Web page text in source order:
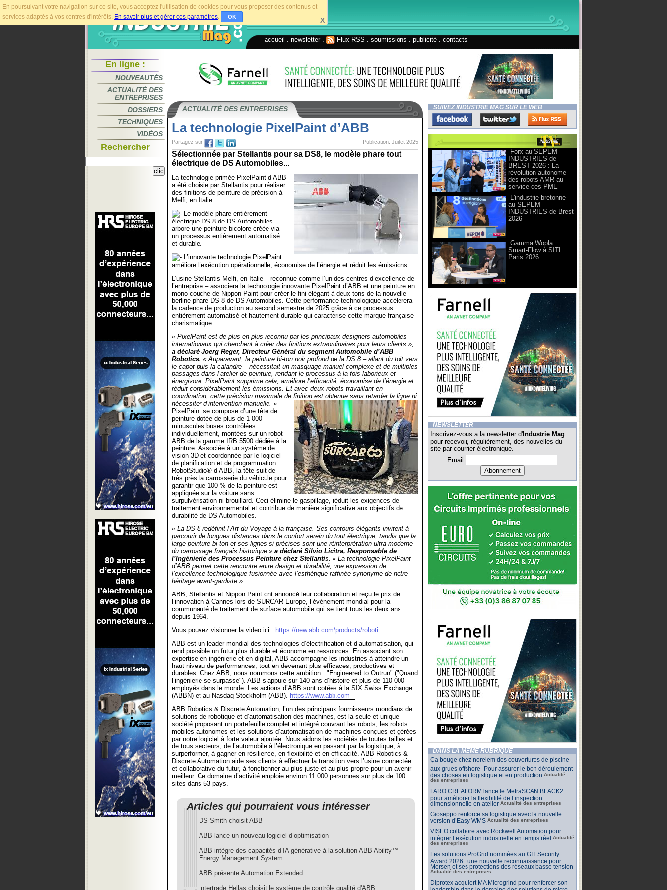
En poursuivant votre navigation sur ce site, vous acceptez l'utilisation de cookies pour vous proposer des contenus et
services adaptés à vos centres d'intérêts. En savoir plus et gérer ces paramètres. OK X
accueil newsletter. Flux RSS soumissions publicité contacts
En ligne :
NOUVEAUTÉS
ACTUALITÉ DES
ENTREPRISES
DOSSIERS
TECHNIQUES
VIDÉOS
Rechercher
ACTUALITÉ DES ENTREPRISES
La technologie PixelPaint d’ABB
Publication: Juillet 2025
Partagez sur
Sélectionnée par Stellantis pour sa DS8, le modèle phare tout
électrique de DS Automobiles...
La technologie primée PixelPaint d’ABB
a été choisie par Stellantis pour réaliser
des finitions de peinture de précision à
Melfi, en Italie.
Le modèle phare entièrement
électrique DS 8 de DS Automobiles
arbore une peinture bicolore créée via
un processus entièrement automatisé
et durable.
L’innovante technologie PixelPaint
améliore l’exécution opérationnelle, économise de l’énergie et réduit les émissions.
L’usine Stellantis Melfi, en Italie – reconnue comme l’un des centres d’excellence de
l’entreprise – associera la technologie innovante PixelPaint d’ABB et une peinture en
mono couche de Nippon Paint pour créer le fini élégant à deux tons de la nouvelle
berline phare DS 8 de DS Automobiles. Cette performance technologique accélèrera
la cadence de production au second semestre de 2025 grâce à ce processus
entièrement automatisé et hautement durable qui caractérise cette marque française
charismatique.
« PixelPaint est de plus en plus reconnu par les principaux designers automobiles
internationaux qui cherchent à créer des finitions extraordinaires pour leurs clients »,
a déclaré Joerg Reger, Directeur Général du segment Automobile d’ABB
Robotics. « Auparavant, la peinture bi-ton noir profond de la DS 8 – allant du toit vers
le capot puis la calandre – nécessitait un masquage manuel complexe et de multiples
passages dans l’atelier de peinture, rendant le processus à la fois laborieux et
énergivore. PixelPaint supprime cela, améliore l’efficacité, économise de l’énergie et
réduit considérablement les émissions. Et avec deux robots travaillant en
coordination, cette précision maximale de finition est obtenue sans retarder la ligne ni
nécessiter d’intervention manuelle. »
PixelPaint se compose d’une tête de
peinture dotée de plus de 1 000
minuscules buses contrôlées
individuellement, montées sur un robot
ABB de la gamme IRB 5500 dédiée à la
peinture. Associée à un système de
vision 3D et coordonnée par le logiciel
de planification et de programmation
RobotStudio® d’ABB, la tête suit de
très près la carrosserie du véhicule pour
garantir que 100 % de la peinture est
appliquée sur la voiture sans
surpulvérisation ni brouillard. Ceci élimine le gaspillage, réduit les exigences de
traitement environnemental et contribue de manière significative aux objectifs de
durabilité de DS Automobiles.
« La DS 8 redéfinit l’Art du Voyage à la française. Ses contours élégants invitent à
parcourir de longues distances dans le confort serein du tout électrique, tandis que la
large peinture bi-ton et ses lignes si précises sont une réinterprétation ultra-moderne
du carrossage français historique » a déclaré Silvio Licitra, Responsable de
l’Ingénierie des Processus Peinture chez Stellantis. « La technologie PixelPaint
d’ABB permet cette rencontre entre design et durabilité, une expression de
l’excellence technologique fusionnée avec l’esthétique raffinée synonyme de notre
héritage avant-gardiste ».
ABB, Stellantis et Nippon Paint ont annoncé leur collaboration et reçu le prix de
l’innovation à Cannes lors de SURCAR Europe, l’évènement mondial pour la
communauté de traitement de surface automobile qui se tient tous les deux ans
depuis 1964.
Vous pouvez visionner la video ici : https://new.abb.com/products/roboti...
ABB est un leader mondial des technologies d’électrification et d’automatisation, qui
rend possible un futur plus durable et économe en ressources. En associant son
expertise en ingénierie et en digital, ABB accompagne les industries à atteindre un
haut niveau de performances, tout en devenant plus efficaces, productives et
durables. Chez ABB, nous nommons cette ambition : "Engineered to Outrun" ("Quand
l’ingénierie se surpasse"). ABB s’appuie sur 140 ans d’histoire et plus de 110 000
employés dans le monde. Les actions d’ABB sont cotées à la SIX Swiss Exchange
(ABBN) et au Nasdaq Stockholm (ABB). https://www.abb.com
ABB Robotics & Discrete Automation, l’un des principaux fournisseurs mondiaux de
solutions de robotique et d’automatisation des machines, est la seule et unique
société proposant un portefeuille complet et intégré couvrant les robots, les robots
mobiles autonomes et les solutions d’automatisation de machines conçues et gérées
par notre logiciel à forte valeur ajoutée. Nous aidons les sociétés de toutes tailles et
de tous secteurs, de l’automobile à l’électronique en passant par la logistique, à
surperformer, à gagner en résilience, en flexibilité et en efficacité. ABB Robotics &
Discrete Automation aide ses clients à effectuer la transition vers l’usine connectée
et collaborative du futur, à fonctionner au plus juste et au plus propre pour un avenir
meilleur. Ce domaine d’activité emploie environ 11 000 personnes sur plus de 100
sites dans 53 pays.
Articles qui pourraient vous intéresser
DS Smith choisit ABB
ABB lance un nouveau logiciel d’optimisation
ABB intègre des capacités d’IA générative à la solution ABB Ability™
Energy Management System
ABB présente Automation Extended
Intertrade Hellas choisit le système de contrôle qualité d'ABB
SUIVEZ INDUSTRIE MAG SUR LE WEB
Forx au SEPEM
INDUSTRIES de
BREST 2026 : La
révolution autonome
des robots AMR au
service des PME
L'industrie bretonne
au SEPEM
INDUSTRIES de Brest
2026
Gamma Wopla
Smart-Flow à SITL
Paris 2026
NEWSLETTER
Inscrivez-vous a la newsletter d' Industrie Mag
pour recevoir, régulièrement, des nouvelles du
site par courrier électronique.
Email:
DANS LA MÊME RUBRIQUE
Ça bouge chez norelem des couvertures de piscine
aux grues offshore Pour assurer le bon déroulement
des choses en logistique et en production Actualité
des entreprises
FARO CREAFORM lance le MetraSCAN BLACK2
pour améliorer la flexibilité de l’inspection
dimensionnelle en atelier Actualité des entreprises
Gioseppo renforce sa logistique avec la nouvelle
version d’Easy WMS Actualité des entreprises
VISEO collabore avec Rockwell Automation pour
intégrer l’exécution industrielle en temps réel Actualité
des entreprises
Les solutions ProGrid nommées au GIT Security
Award 2026 : une nouvelle reconnaissance pour
Mersen et ses protections des réseaux basse tension
Actualité des entreprises
Diprotex acquiert MA Microgrind pour renforcer son
leadership dans le domaine des solutions de micro-